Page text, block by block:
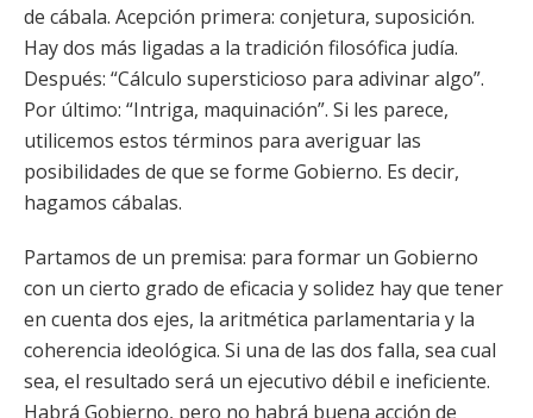
de cábala. Acepción primera: conjetura, suposición.
Hay dos más ligadas a la tradición filosófica judía.
Después: “Cálculo supersticioso para adivinar algo”.
Por último: “Intriga, maquinación”. Si les parece,
utilicemos estos términos para averiguar las
posibilidades de que se forme Gobierno. Es decir,
hagamos cábalas.
Partamos de un premisa: para formar un Gobierno
con un cierto grado de eficacia y solidez hay que tener
en cuenta dos ejes, la aritmética parlamentaria y la
coherencia ideológica. Si una de las dos falla, sea cual
sea, el resultado será un ejecutivo débil e ineficiente.
Habrá Gobierno, pero no habrá buena acción de